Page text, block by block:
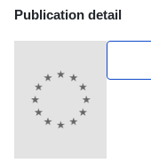
Publication
Publication detail